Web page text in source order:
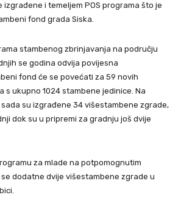
i temeljem POS programa što je
fond grada Siska.
stambenog zbrinjavanja na području
se godina odvija povijesna
fond će se povećati za 59 novih
s ukupno 1024 stambene jedinice. Na
su izgrađene 34 višestambene zgrade,
dok su u pripremi za gradnju još dvije
za mlade na potpomognutim
dodatne dvije višestambene zgrade u